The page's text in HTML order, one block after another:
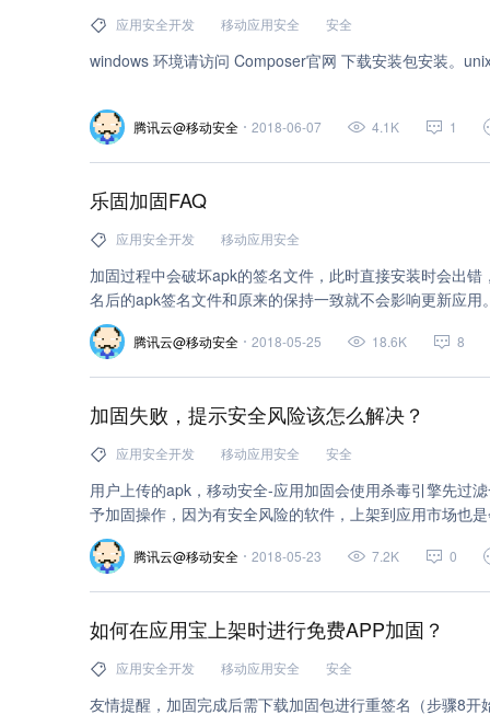
应用安全开发 移动应用安全 安全
windows 环境请访问 Composer官网 下载安装包安装。
腾讯云@移动安全 2018-06-07 4.1K 1
乐固加固FAQ
应用安全开发 移动应用安全
加固过程中会破坏apk的签名文件，此时直接安装时会出
名后的apk签名文件和原来的保持一致就不会影响更新应用
腾讯云@移动安全 2018-05-25 18.6K 8
加固失败，提示安全风险该怎么解决？
应用安全开发 移动应用安全 安全
用户上传的apk，移动安全-应用加固会使用杀毒引擎先过
予加固操作，因为有安全风险的软件，上架到应用市场也
腾讯云@移动安全 2018-05-23 7.2K 0
如何在应用宝上架时进行免费APP加固？
应用安全开发 移动应用安全 安全
友情提醒，加固完成后需下载加固包进行重签名（步骤8